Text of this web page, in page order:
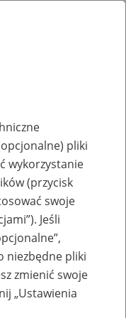
dla
pliki
wykorzystanie
(przycisk
swoje
Jeśli
niezbędne pliki
zmienić swoje
„Ustawienia